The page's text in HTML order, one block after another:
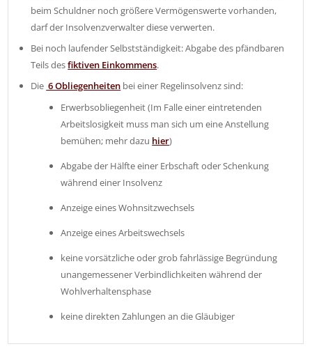
beim Schuldner noch größere Vermögenswerte vorhanden,
darf der Insolvenzverwalter diese verwerten.
Bei noch laufender Selbstständigkeit: Abgabe des pfändbaren
Teils desfiktiven Einkommens.
Die 6 Obliegenheiten bei einer Regelinsolvenz sind:
Erwerbsobliegenheit (Im Falle einer eintretenden
Arbeitslosigkeit muss man sich um eine Anstellung
bemühen; mehr dazu hier)
Abgabe der Hälfte einer Erbschaft oder Schenkung
während einer Insolvenz
Anzeige eines Wohnsitzwechsels
Anzeige eines Arbeitswechsels
keine vorsätzliche oder grob fahrlässige Begründung
unangemessener Verbindlichkeiten während der
Wohlverhaltensphase
keine direkten Zahlungen an die Gläubiger